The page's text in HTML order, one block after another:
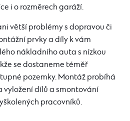
i o rozměrech garáží.
větší problémy s dopravou či
prvky a díly k vám
nákladního auta s nízkou
se dostaneme téměř
pozemky. Montáž probíhá
vyložení dílů a smontování
pracovníků.